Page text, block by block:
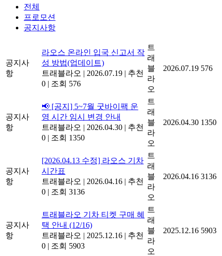
전체
프로모션
공지사항
공지사
항
라오스 온라인 입국 신고서 작
성 방법(업데이트)
트래블라오 | 2026.07.19 | 추천
0 | 조회 576
트
래
블
라
오
2026.07.19 576
공지사
항
📢 [공지] 5~7월 굿바이팩 운
영 시간 임시 변경 안내
트래블라오 | 2026.04.30 | 추천
0 | 조회 1350
트
래
블
라
오
2026.04.30 1350
공지사
항
[2026.04.13 수정] 라오스 기차
시간표
트래블라오 | 2026.04.16 | 추천
0 | 조회 3136
트
래
블
라
오
2026.04.16 3136
공지사
항
트래블라오 기차 티켓 구매 혜
택 안내 (12/16)
트래블라오 | 2025.12.16 | 추천
0 | 조회 5903
트
래
블
라
오
2025.12.16 5903